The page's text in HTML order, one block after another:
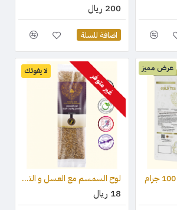
200 ريال
اضافة للسلة
عرض مميز لا يفوتك
غير متوفر
لوح السمسم مع العسل و التوت البري (قطعة واحدة) 75 جرام
18 ريال